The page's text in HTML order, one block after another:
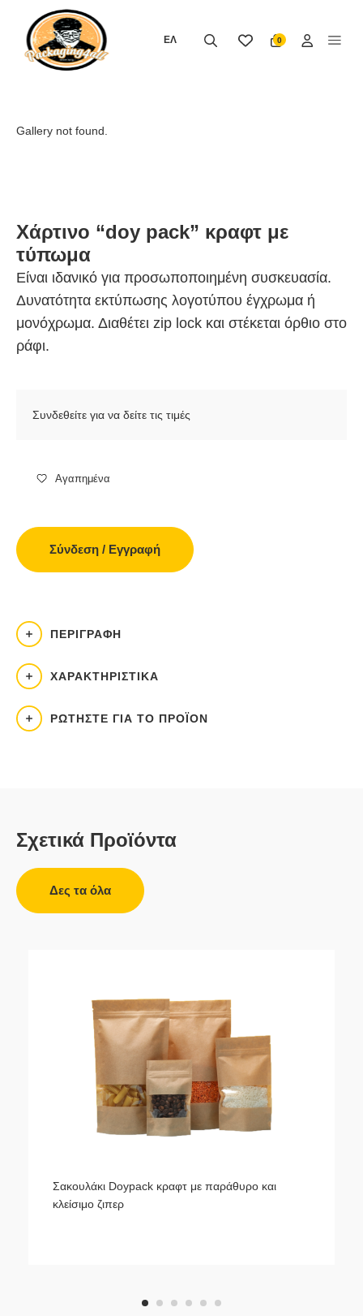
περιεχόμενο
ΕΛ 0
Gallery not found.
Χάρτινο “doy pack” κραφτ με
τύπωμα
Είναι ιδανικό για προσωποποιημένη συσκευασία.
Δυνατότητα εκτύπωσης λογοτύπου έγχρωμα ή
μονόχρωμα. Διαθέτει zip lock και στέκεται όρθιο στο
ράφι.
Συνδεθείτε για να δείτε τις τιμές
Αγαπημένα
Σύνδεση / Εγγραφή
ΠΕΡΙΓΡΑΦΉ
ΧΑΡΑΚΤΗΡΙΣΤΙΚΆ
ΡΩΤΉΣΤΕ ΓΙΑ ΤΟ ΠΡΟΪΌΝ
Σχετικά Προϊόντα
Δες τα όλα
Σακουλάκι Doypack κραφτ με παράθυρο και
κλείσιμο ζιπερ
4 5 6